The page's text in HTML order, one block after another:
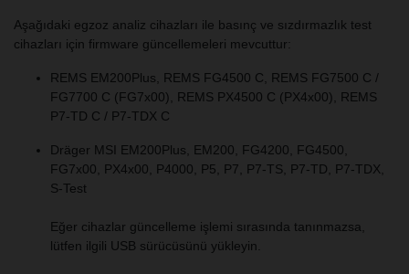
Aşağıdaki egzoz analiz cihazları ile basınç ve sızdırmazlık test
cihazları için firmware güncellemeleri mevcuttur:
REMS EM200Plus, REMS FG4500 C, REMS FG7500 C /
FG7700 C (FG7x00), REMS PX4500 C (PX4x00), REMS
P7-TD C / P7-TDX C
Dräger MSI EM200Plus, EM200, FG4200, FG4500,
FG7x00, PX4x00, P4000, P5, P7, P7-TS, P7-TD, P7-TDX,
S-Test
Eğer cihazlar güncelleme işlemi sırasında tanınmazsa,
lütfen ilgili USB sürücüsünü yükleyin.